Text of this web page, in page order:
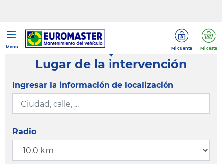
Menu Mi cuenta Mi cesta
Lugar de la intervención
Ingresar la información de localización
Radio